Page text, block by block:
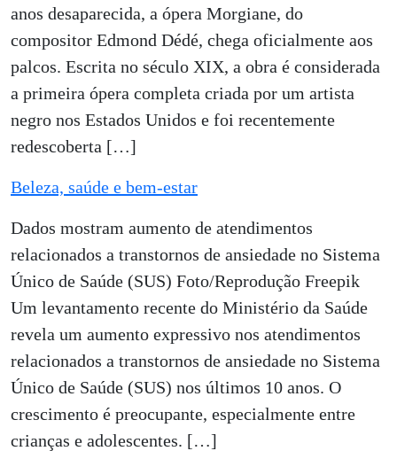
anos desaparecida, a ópera Morgiane, do
compositor Edmond Dédé, chega oficialmente aos
palcos. Escrita no século XIX, a obra é considerada
a primeira ópera completa criada por um artista
negro nos Estados Unidos e foi recentemente
redescoberta […]
Beleza, saúde e bem-estar
Dados mostram aumento de atendimentos
relacionados a transtornos de ansiedade no Sistema
Único de Saúde (SUS) Foto/Reprodução Freepik
Um levantamento recente do Ministério da Saúde
revela um aumento expressivo nos atendimentos
relacionados a transtornos de ansiedade no Sistema
Único de Saúde (SUS) nos últimos 10 anos. O
crescimento é preocupante, especialmente entre
crianças e adolescentes. […]